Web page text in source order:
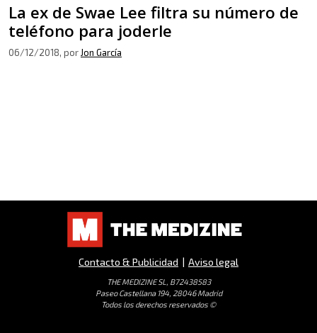
La ex de Swae Lee filtra su número de
teléfono para joderle
06/12/2018, por Jon García
Contacto & Publicidad | Aviso legal
THE MEDIZINE SL, B72438583
Paseo Castellana 194, 28046 Madrid
Todos los derechos reservados ©